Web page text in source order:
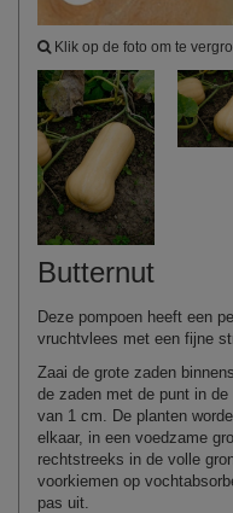
Klik op de foto om te
Butternut
Deze pompoen heeft een
vruchtvlees met een fijne
Zaai de grote zaden
de zaden met de punt in
van 1 cm. De planten
elkaar, in een voedzame
rechtstreeks in de volle
voorkiemen op
pas uit.